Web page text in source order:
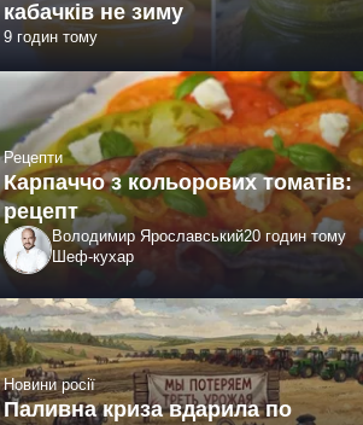
кабачків не зиму
9 годин тому
Рецепти
Карпаччо з кольорових томатів:
рецепт
Володимир Ярославський20 годин тому
Шеф-кухар
Новини росії
Паливна криза вдарила по